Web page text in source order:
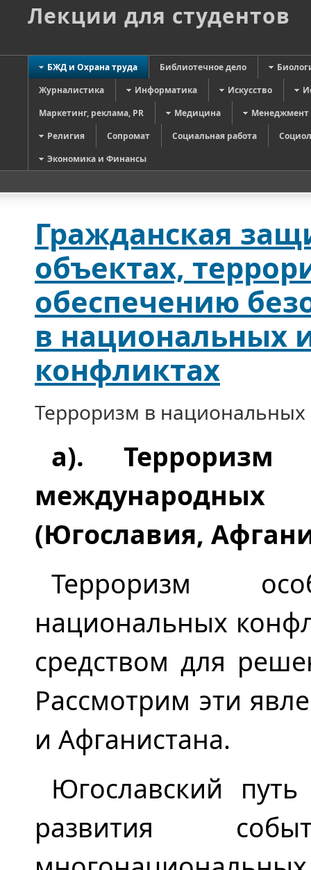
Лекции для студентов
БЖД и Охрана труда Библиотечное дело
Журналистика
Информатика Искусство
Маркетинг, реклама, PR
Медицина
Менеджмент
Религия
Сопромат Социальная работа
Экономика и Финансы
Гражданская
объектах,
обеспечению
в национальных
конфликтах
Терроризм в
а). Терроризм
(Югославия,
Терроризм
национальных
средством для
Рассмотрим эти
и Афганистана.
Югославский
развития